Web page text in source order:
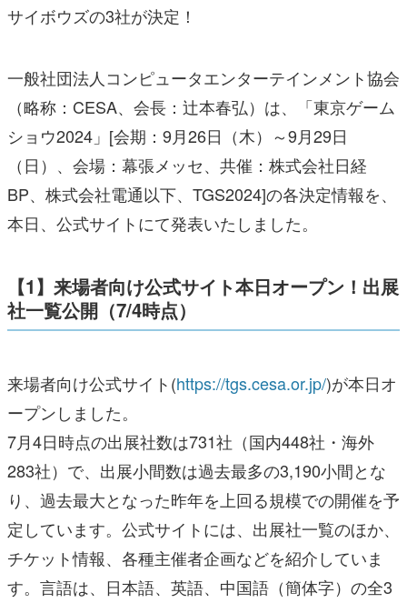
サイボウズの3社が決定！
一般社団法人コンピュータエンターテインメント協会
（略称：CESA、会長：辻󠄀本春弘）は、「東京ゲーム
ショウ2024」[会期：9月26日（木）～9月29日
（日）、会場：幕張メッセ、共催：株式会社日経
BP、株式会社電通以下、TGS2024]の各決定情報を、
本日、公式サイトにて発表いたしました。
【1】来場者向け公式サイト本日オープン！出展
社一覧公開（7/4時点）
来場者向け公式サイト(https://tgs.cesa.or.jp/)が本日オ
ープンしました。
7月4日時点の出展社数は731社（国内448社・海外
283社）で、出展小間数は過去最多の3,190小間とな
り、過去最大となった昨年を上回る規模での開催を予
定しています。公式サイトには、出展社一覧のほか、
チケット情報、各種主催者企画などを紹介していま
す。言語は、日本語、英語、中国語（簡体字）の全3